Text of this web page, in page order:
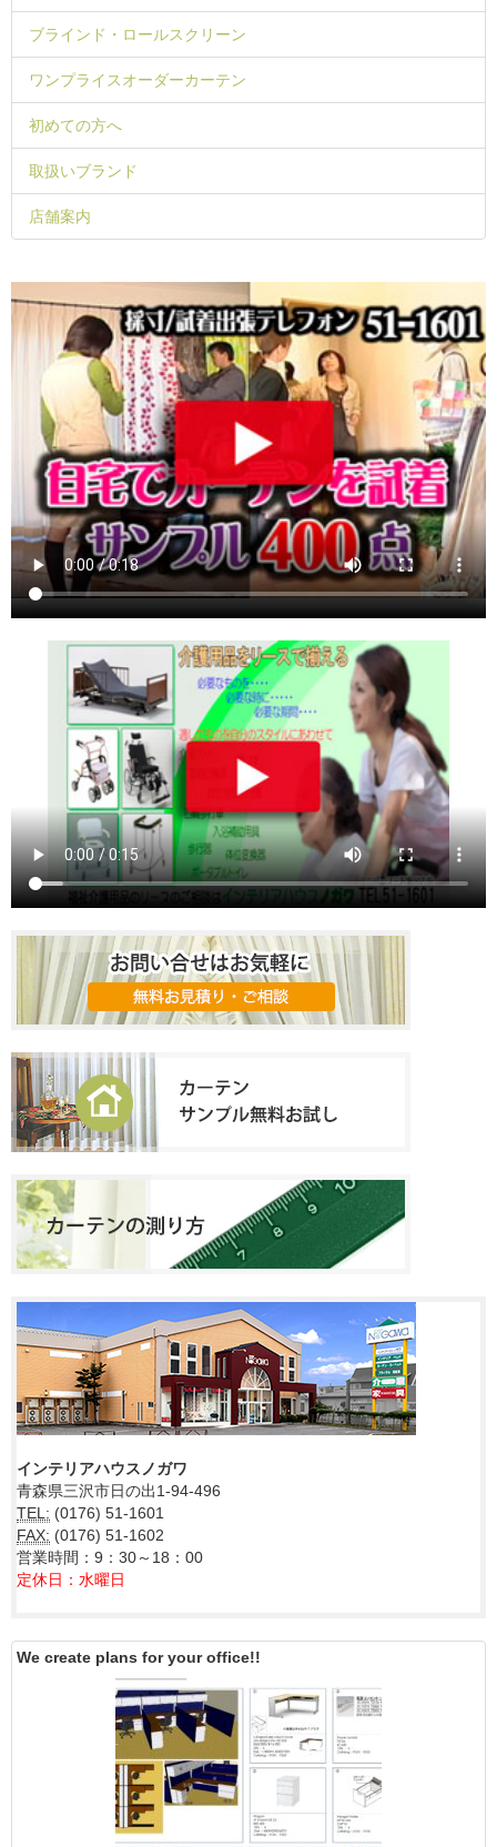
ブラインド・ロールスクリーン
ワンプライスオーダーカーテン
初めての方へ
取扱いブランド
店舗案内
インテリアハウスノガワ
青森県三沢市日の出1-94-496
TEL: (0176) 51-1601
FAX: (0176) 51-1602
営業時間：9：30～18：00
定休日：水曜日
We create plans for your office!!